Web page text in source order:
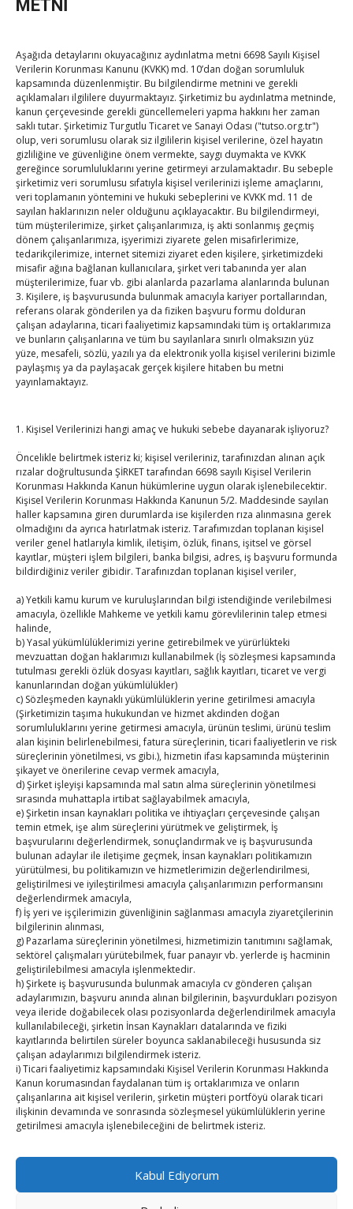
METNİ
Aşağıda detaylarını okuyacağınız aydınlatma metni 6698 Sayılı Kişisel
Verilerin Korunması Kanunu (KVKK) md. 10’dan doğan sorumluluk
kapsamında düzenlenmiştir. Bu bilgilendirme metnini ve gerekli
açıklamaları ilgililere duyurmaktayız. Şirketimiz bu aydınlatma metninde,
kanun çerçevesinde gerekli güncellemeleri yapma hakkını her zaman
saklı tutar. Şirketimiz Turgutlu Ticaret ve Sanayi Odası ("tutso.org.tr")
olup, veri sorumlusu olarak siz ilgililerin kişisel verilerine, özel hayatın
gizliliğine ve güvenliğine önem vermekte, saygı duymakta ve KVKK
gereğince sorumluluklarını yerine getirmeyi arzulamaktadır. Bu sebeple
şirketimiz veri sorumlusu sıfatıyla kişisel verilerinizi işleme amaçlarını,
veri toplamanın yöntemini ve hukuki sebeplerini ve KVKK md. 11 de
sayılan haklarınızın neler olduğunu açıklayacaktır. Bu bilgilendirmeyi,
tüm müşterilerimize, şirket çalışanlarımıza, iş akti sonlanmış geçmiş
dönem çalışanlarımıza, işyerimizi ziyarete gelen misafirlerimize,
tedarikçilerimize, internet sitemizi ziyaret eden kişilere, şirketimizdeki
misafir ağına bağlanan kullanıcılara, şirket veri tabanında yer alan
müşterilerimize, fuar vb. gibi alanlarda pazarlama alanlarında bulunan
3. Kişilere, iş başvurusunda bulunmak amacıyla kariyer portallarından,
referans olarak gönderilen ya da fiziken başvuru formu dolduran
çalışan adaylarına, ticari faaliyetimiz kapsamındaki tüm iş ortaklarımıza
ve bunların çalışanlarına ve tüm bu sayılanlara sınırlı olmaksızın yüz
yüze, mesafeli, sözlü, yazılı ya da elektronik yolla kişisel verilerini bizimle
paylaşmış ya da paylaşacak gerçek kişilere hitaben bu metni
yayınlamaktayız.
1. Kişisel Verilerinizi hangi amaç ve hukuki sebebe dayanarak işliyoruz?
Öncelikle belirtmek isteriz ki; kişisel verileriniz, tarafınızdan alınan açık
rızalar doğrultusunda ŞİRKET tarafından 6698 sayılı Kişisel Verilerin
Korunması Hakkında Kanun hükümlerine uygun olarak işlenebilecektir.
Kişisel Verilerin Korunması Hakkında Kanunun 5/2. Maddesinde sayılan
haller kapsamına giren durumlarda ise kişilerden rıza alınmasına gerek
olmadığını da ayrıca hatırlatmak isteriz. Tarafımızdan toplanan kişisel
veriler genel hatlarıyla kimlik, iletişim, özlük, finans, işitsel ve görsel
kayıtlar, müşteri işlem bilgileri, banka bilgisi, adres, iş başvuru formunda
bildirdiğiniz veriler gibidir. Tarafınızdan toplanan kişisel veriler,
a) Yetkili kamu kurum ve kuruluşlarından bilgi istendiğinde verilebilmesi
amacıyla, özellikle Mahkeme ve yetkili kamu görevlilerinin talep etmesi
halinde,
b) Yasal yükümlülüklerimizi yerine getirebilmek ve yürürlükteki
mevzuattan doğan haklarımızı kullanabilmek (İş sözleşmesi kapsamında
tutulması gerekli özlük dosyası kayıtları, sağlık kayıtları, ticaret ve vergi
kanunlarından doğan yükümlülükler)
c) Sözleşmeden kaynaklı yükümlülüklerin yerine getirilmesi amacıyla
(Şirketimizin taşıma hukukundan ve hizmet akdinden doğan
sorumluluklarını yerine getirmesi amacıyla, ürünün teslimi, ürünü teslim
alan kişinin belirlenebilmesi, fatura süreçlerinin, ticari faaliyetlerin ve risk
süreçlerinin yönetilmesi, vs gibi.), hizmetin ifası kapsamında müşterinin
şikayet ve önerilerine cevap vermek amacıyla,
d) Şirket işleyişi kapsamında mal satın alma süreçlerinin yönetilmesi
sırasında muhattapla irtibat sağlayabilmek amacıyla,
e) Şirketin insan kaynakları politika ve ihtiyaçları çerçevesinde çalışan
temin etmek, işe alım süreçlerini yürütmek ve geliştirmek, İş
başvurularını değerlendirmek, sonuçlandırmak ve iş başvurusunda
bulunan adaylar ile iletişime geçmek, İnsan kaynakları politikamızın
yürütülmesi, bu politikamızın ve hizmetlerimizin değerlendirilmesi,
geliştirilmesi ve iyileştirilmesi amacıyla çalışanlarımızın performansını
değerlendirmek amacıyla,
f) İş yeri ve işçilerimizin güvenliğinin sağlanması amacıyla ziyaretçilerinin
bilgilerinin alınması,
g) Pazarlama süreçlerinin yönetilmesi, hizmetimizin tanıtımını sağlamak,
sektörel çalışmaları yürütebilmek, fuar panayır vb. yerlerde iş hacminin
geliştirilebilmesi amacıyla işlenmektedir.
h) Şirkete iş başvurusunda bulunmak amacıyla cv gönderen çalışan
adaylarımızın, başvuru anında alınan bilgilerinin, başvurdukları pozisyon
veya ileride doğabilecek olası pozisyonlarda değerlendirilmek amacıyla
kullanılabileceği, şirketin İnsan Kaynakları datalarında ve fiziki
kayıtlarında belirtilen süreler boyunca saklanabileceği hususunda siz
çalışan adaylarımızı bilgilendirmek isteriz.
i) Ticari faaliyetimiz kapsamındaki Kişisel Verilerin Korunması Hakkında
Kanun korumasından faydalanan tüm iş ortaklarımıza ve onların
çalışanlarına ait kişisel verilerin, şirketin müşteri portföyü olarak ticari
ilişkinin devamında ve sonrasında sözleşmesel yükümlülüklerin yerine
getirilmesi amacıyla işlenebileceğini de belirtmek isteriz.
2. Kişisel Verilerinizin kimlere hangi amaçla aktarılacağını açıklamak
Öncelikle kişisel verileriniz Şirketimiz ile güvendedir. Bu verilerinizi 3.
Kişiler ile açık rızanız olmadan paylaşmamaktayız.
Kabul Ediyorum
TOBB Son Yazılar
Kahramanmaraş Ticaret ve Sanayi Odası’nın yeni
binası hizmete açıldı
ByTUTSOon Ağu 5, 2026
Diren ailesine taziye ziyareti
ByTUTSOon Ağu 4, 2026
Hisarcıklıoğlu, Ardahan Üniversitesi Rektörü Prof. Dr.
Emiroğlu’nu kabul etti
ByTUTSOon Ağu 4, 2026
ile buluştu
Hisarcıklıoğlu Muğla Ticaret Borsası’nı ziyaret etti
ByTUTSOon Ağu 1, 2026
Ekim 2025
P
S Ç P C C
P
1
2 3 4
5
6
7 8 9 10 11
12
13
14 15 16 17 18
19
20
21 22 23 24 25
26
27
28 29 30
« Eyl
Kas »
E-BÜLTEN
Kasaba Ekonomi Dergisi
TOBB HABER
TUTSO İktisadi Durum Raporu
Kahramanmaraş Ticaret ve Sanayi Odası’nın yeni
binası hizmete açıldı
Diren ailesine taziye ziyareti
Hisarcıklıoğlu, Ardahan Üniversitesi Rektörü Prof. Dr.
Emiroğlu’nu kabul etti
Hisarcıklıoğlu Muğla İl/İlçe Oda / Borsa Meclis Üyeleri
ile buluştu
Hisarcıklıoğlu Muğla Ticaret Borsası’nı ziyaret etti